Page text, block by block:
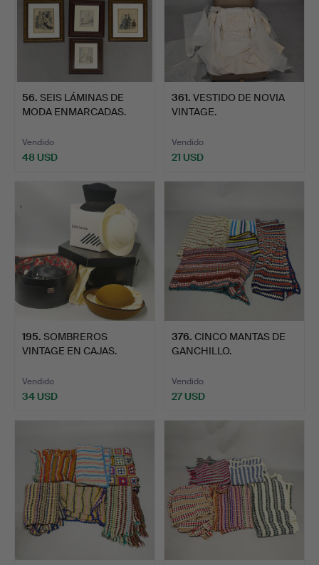
56. SEIS LÁMINAS DE
MODA ENMARCADAS.
Vendido
48 USD
361. VESTIDO DE NOVIA
VINTAGE.
Vendido
21 USD
195. SOMBREROS
VINTAGE EN CAJAS.
Vendido
34 USD
376. CINCO MANTAS DE
GANCHILLO.
Vendido
27 USD